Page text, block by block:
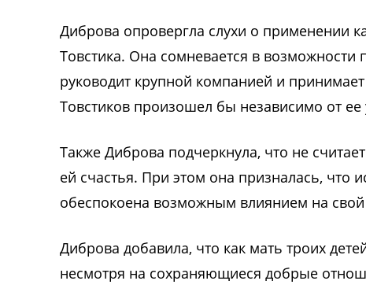
Диброва опровергла слухи о применении
Товстика. Она сомневается в
руководит крупной компанией и
Товстиков произошел бы независимо от ее
Также Диброва подчеркнула, что не
ей счастья. При этом она призналась, что
обеспокоена возможным влиянием на
Диброва добавила, что как мать троих
несмотря на сохраняющиеся добрые